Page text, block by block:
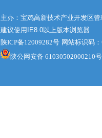
主办：宝鸡高新技术产业开发区
建议使用IE8.0以上版本浏览器
陕ICP备12009282号 网站标识码
陕公网安备 61030502000210号